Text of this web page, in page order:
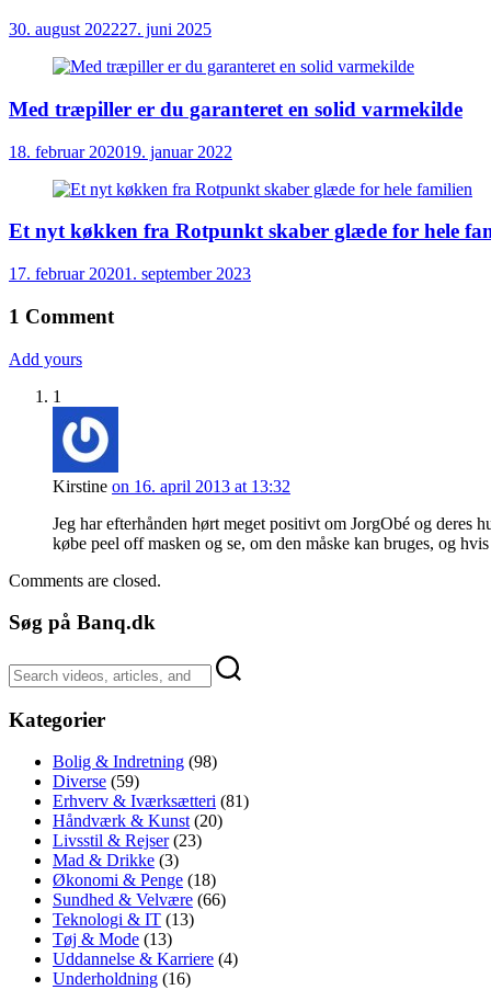
30. august 202227. juni 2025
Med træpiller er du garanteret en solid varmekilde
18. februar 202019. januar 2022
Et nyt køkken fra Rotpunkt skaber glæde for hele
17. februar 20201. september 2023
1 Comment
Add yours
1
Kirstine on 16. april 2013 at 13:32
Jeg har efterhånden hørt meget positivt om JorgObé og
købe peel off masken og se, om den måske kan bruges, og
Comments are closed.
Søg på Banq.dk
Kategorier
Bolig & Indretning (98)
Diverse (59)
Erhverv & Iværksætteri (81)
Håndværk & Kunst(20)
Livsstil & Rejser(23)
Mad & Drikke (3)
Økonomi & Penge (18)
Sundhed & Velvære (66)
Teknologi & IT (13)
Tøj & Mode (13)
Uddannelse & Karriere (4)
Underholdning (16)